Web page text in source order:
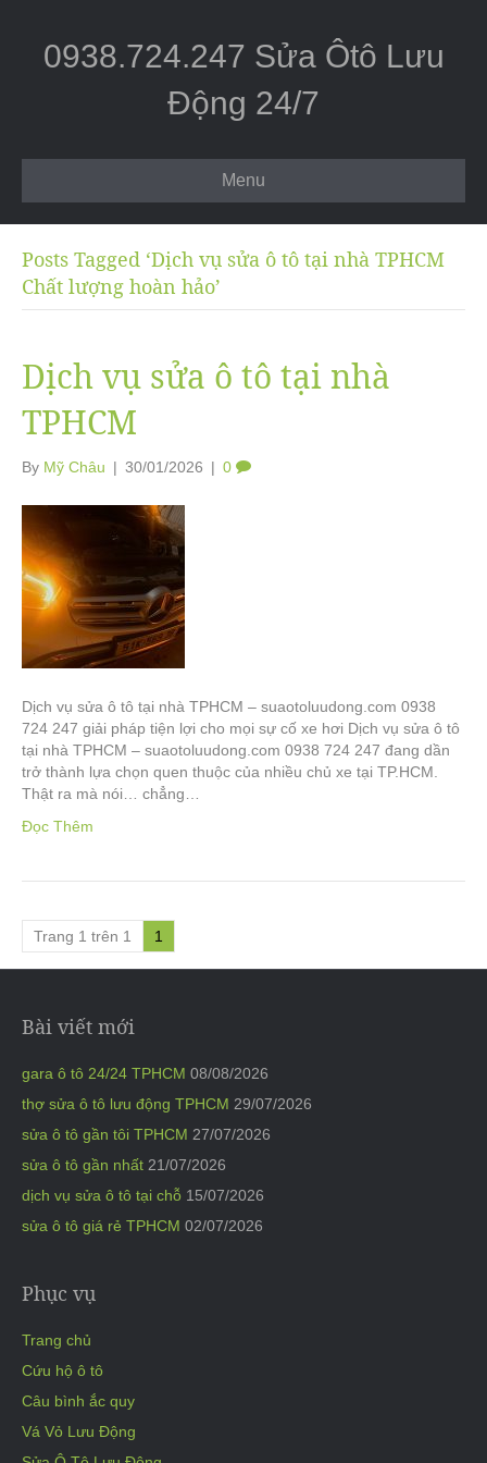
0938.724.247 Sửa Ôtô Lưu
Động 24/7
Menu
Posts Tagged ‘Dịch vụ sửa ô tô tại nhà TPHCM
Chất lượng hoàn hảo’
Dịch vụ sửa ô tô tại nhà
TPHCM
By Mỹ Châu | 30/01/2026 | 0
Dịch vụ sửa ô tô tại nhà TPHCM – suaotoluudong.com 0938
724 247 giải pháp tiện lợi cho mọi sự cố xe hơi Dịch vụ sửa ô tô
tại nhà TPHCM – suaotoluudong.com 0938 724 247 đang dần
trở thành lựa chọn quen thuộc của nhiều chủ xe tại TP.HCM.
Thật ra mà nói… chẳng…
Đọc Thêm
Trang 1 trên 1 1
Bài viết mới
gara ô tô 24/24 TPHCM 08/08/2026
thợ sửa ô tô lưu động TPHCM 29/07/2026
sửa ô tô gần tôi TPHCM 27/07/2026
sửa ô tô gần nhất 21/07/2026
dịch vụ sửa ô tô tại chỗ 15/07/2026
sửa ô tô giá rẻ TPHCM 02/07/2026
Phục vụ
Trang chủ
Cứu hộ ô tô
Câu bình ắc quy
Vá Vỏ Lưu Động